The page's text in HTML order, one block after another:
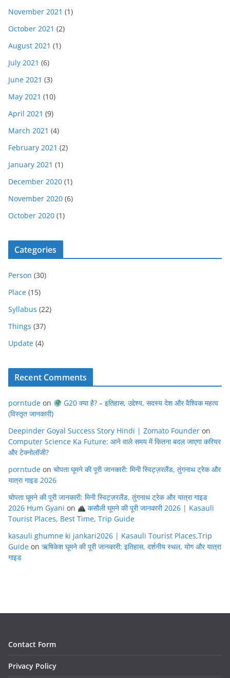
November 2021 (1)
October 2021 (2)
August 2021 (1)
July 2021 (6)
June 2021 (3)
May 2021 (10)
April 2021 (9)
March 2021 (4)
February 2021 (2)
January 2021 (1)
December 2020 (1)
November 2020 (6)
October 2020 (1)
Categories
Person (30)
Place (15)
Syllabus (22)
Things (37)
Update (4)
Recent Comments
porntude on
G20 क्या है? – इतिहास, उद्देश्य, सदस्य देश और वैश्विक महत्व
(विस्तृत जानकारी)
Deepinder Goyal Success Story Hindi | Zomato Founder on
Computer Science Ka Future: आने वाले समय में कितना बदल जाएगा करियर
और टेक्नोलॉजी?
porntude on चोपता घूमने की पूरी जानकारी: मिनी स्विट्ज़रलैंड, तुंगनाथ ट्रेक और
यात्रा गाइड 2026
चोपता घूमने की पूरी जानकारी: मिनी स्विट्ज़रलैंड, तुंगनाथ ट्रेक और यात्रा गाइड
2026 Hum Gyani on
कसौली घूमने की पूरी जानकारी 2026 | Kasauli
Tourist Places, Best Time, Trip Guide
kasauli ghumne ki jankari2026 | Kasauli Tourist Places,Trip
Guide on ऋषिकेश घूमने की पूरी जानकारी: इतिहास, दर्शनीय स्थल, योग और यात्रा
गाइड
Contact Form
Privacy Policy